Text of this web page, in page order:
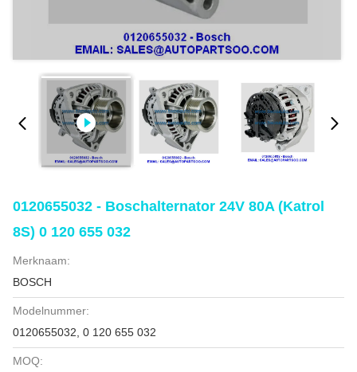
0120655032 - Boschalternator 24V 80A (Katrol
8S) 0 120 655 032
Merknaam:
BOSCH
Modelnummer:
0120655032, 0 120 655 032
MOQ: